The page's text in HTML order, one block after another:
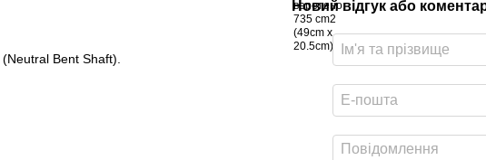
(Neutral Bent Shaft).
Новий відгук або